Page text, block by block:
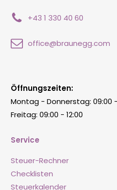
+43 1 330 40 60
office@braunegg.com
Service
Steuer-Rechner
Checklisten
Steuerkalender
Öffnungszeiten:
Montag - Donnerstag: 09:00 -
Freitag: 09:00 - 12:00